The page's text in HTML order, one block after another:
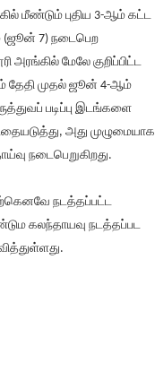
மீண்டும் புதிய 3-ஆம் கட்ட
(ஜூன் 7) நடைபெற
மேலே குறிப்பிட்ட
தேதி முதல் ஜூன் 4-ஆம்
படிப்பு இடங்களை
அது முழுமையாக
நடைபெறுகிறது.
நடத்தப்பட்ட
கலந்தாயவு நடத்தப்பட